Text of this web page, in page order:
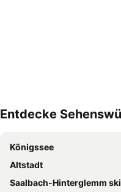
Entdecke
Königssee
Altstadt
Saalbach-Hinterglemm skiing